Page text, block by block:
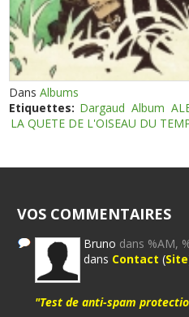
DansAlbums
Etiquettes: Dargaud Album
LA QUETE DE L'OISEAU DU
VOS COMMENTAIRES
Bruno dans %AM,
dans Contact (Site
"Test de anti-spam